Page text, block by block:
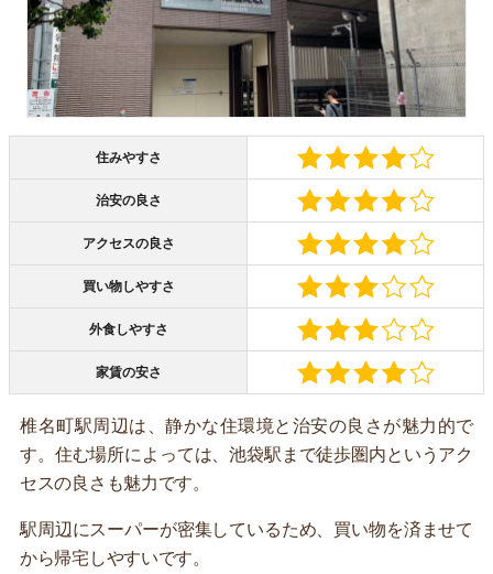
住みやすさ
治安の良さ
アクセスの良さ
買い物しやすさ
外食しやすさ
家賃の安さ
椎名町駅周辺は、静かな住環境と治安の良さが魅力的で
す。住む場所によっては、池袋駅まで徒歩圏内というアク
セスの良さも魅力です。
駅周辺にスーパーが密集しているため、買い物を済ませて
から帰宅しやすいです。